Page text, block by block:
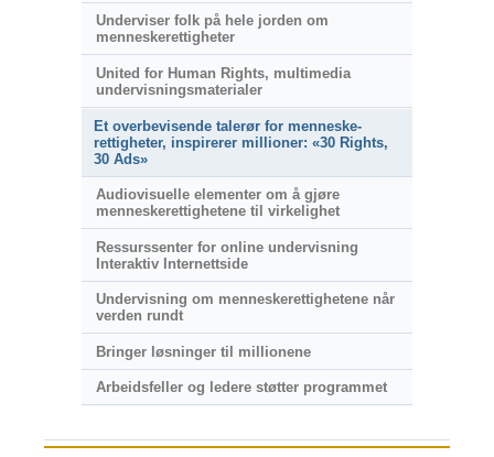
Underviser folk på hele jorden om
menneskerettigheter
United for Human Rights, multimedia
undervisningsmaterialer
Et overbevisende talerør for menneske­
rettigheter, inspirerer millioner: «30 Rights,
30 Ads»
Audiovisuelle elementer om å gjøre
menneske­rettighetene til virkelighet
Ressurssenter for online undervisning
Interaktiv Internettside
Undervisning om menneskerettighetene når
verden rundt
Bringer løsninger til millionene
Arbeidsfeller og ledere støtter programmet